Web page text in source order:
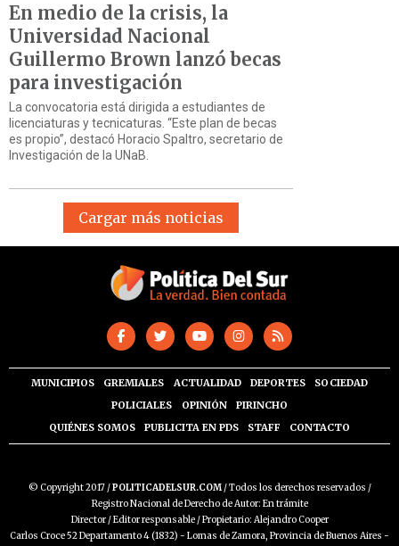
En medio de la crisis, la
Universidad Nacional
Guillermo Brown lanzó becas
para investigación
La convocatoria está dirigida a estudiantes de
licenciaturas y tecnicaturas. “Este plan de becas
es propio”, destacó Horacio Spaltro, secretario de
Investigación de la UNaB.
Cargar más noticias
MUNICIPIOS GREMIALES ACTUALIDAD DEPORTES
SOCIEDAD
POLICIALES
OPINIÓN
PIRINCHO
QUIÉNES SOMOS
PUBLICITA EN PDS STAFF CONTACTO
© Copyright 2017 /POLITICADELSUR.COM/ Todos los derechos reservados /
Registro Nacional de Derecho de Autor: En trámite
Director / Editor responsable / Propietario: Alejandro Cooper
Carlos Croce 52 Departamento 4 (1832) - Lomas de Zamora, Provincia de Buenos Aires -